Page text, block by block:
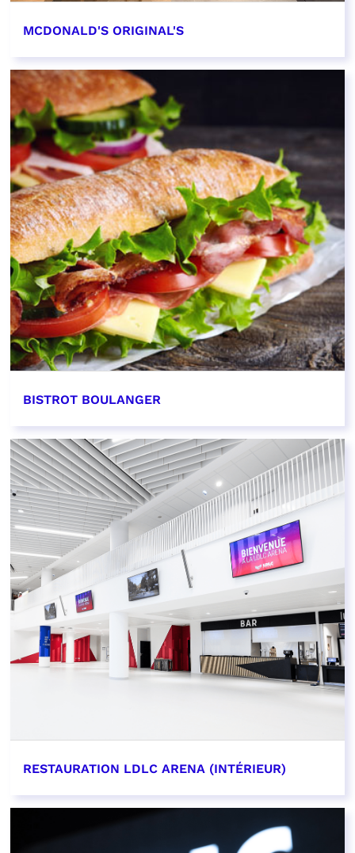
MCDONALD'S ORIGINAL'S
EN SAVOIR PLUS
BISTROT BOULANGER
EN SAVOIR PLUS
RESTAURATION LDLC ARENA (INTÉRIEUR)